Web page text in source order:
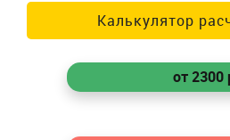
Калькулятор
от 2300